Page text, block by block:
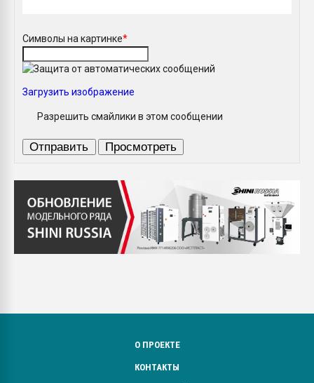
Символы на картинке*
Загрузить изображение
Разрешить смайлики в этом сообщении
О ПРОЕКТЕ
КОНТАКТЫ